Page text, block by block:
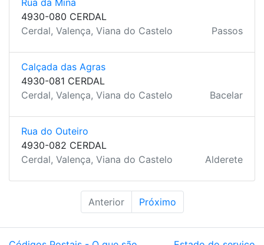
Rua da Mina
4930-080 CERDAL
Cerdal, Valença, Viana do Castelo
Passos
Calçada das Agras
4930-081 CERDAL
Cerdal, Valença, Viana do Castelo
Bacelar
Rua do Outeiro
4930-082 CERDAL
Cerdal, Valença, Viana do Castelo
Alderete
Anterior Próximo